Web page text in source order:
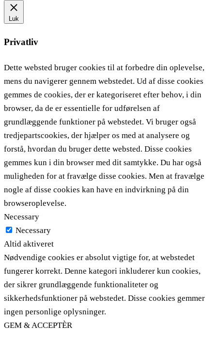
Luk
Privatliv
Dette websted bruger cookies til at forbedre din oplevelse,
mens du navigerer gennem webstedet. Ud af disse cookies
gemmes de cookies, der er kategoriseret efter behov, i din
browser, da de er essentielle for udførelsen af ​​
grundlæggende funktioner på webstedet. Vi bruger også
tredjepartscookies, der hjælper os med at analysere og
forstå, hvordan du bruger dette websted. Disse cookies
gemmes kun i din browser med dit samtykke. Du har også
muligheden for at fravælge disse cookies. Men at fravælge
nogle af disse cookies kan have en indvirkning på din
browseroplevelse.
Necessary
Necessary
Altid aktiveret
Nødvendige cookies er absolut vigtige for, at webstedet
fungerer korrekt. Denne kategori inkluderer kun cookies,
der sikrer grundlæggende funktionaliteter og
sikkerhedsfunktioner på webstedet. Disse cookies gemmer
ingen personlige oplysninger.
GEM & ACCEPTÈR